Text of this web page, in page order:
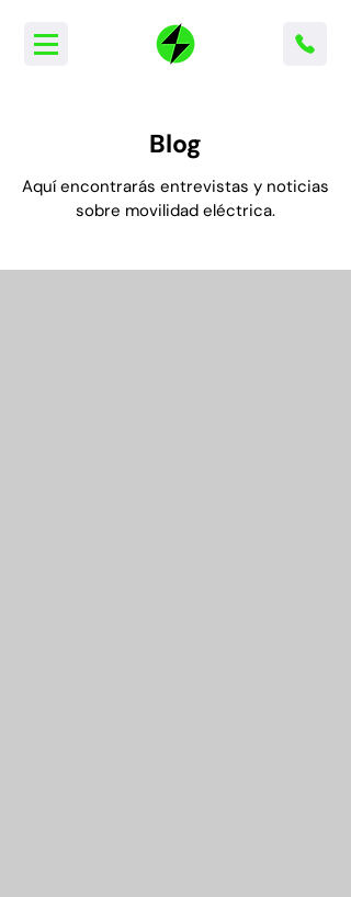
Blog
Aquí encontrarás entrevistas y noticias
sobre movilidad eléctrica.